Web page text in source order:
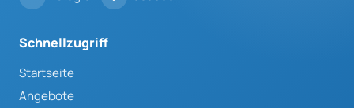
Schnellzugriff
Startseite
Angebote